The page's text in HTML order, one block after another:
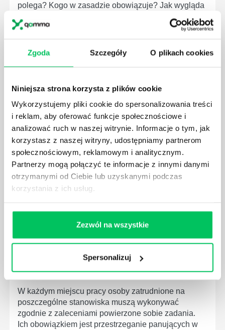
Zgoda Szczegóły O plikach cookies
Niniejsza strona korzysta z plików cookie
Wykorzystujemy pliki cookie do spersonalizowania treści
i reklam, aby oferować funkcje społecznościowe i
analizować ruch w naszej witrynie. Informacje o tym, jak
korzystasz z naszej witryny, udostępniamy partnerom
społecznościowym, reklamowym i analitycznym.
Partnerzy mogą połączyć te informacje z innymi danymi
otrzymanymi od Ciebie lub uzyskanymi podczas
korzystania z ich usług.
Zezwól na wszystkie
Spersonalizuj
polega? Kogo w zasadzie obowiązuje? Jak wygląda
egzekwowanie prawa wodnego? Na te pytania
odpowiemy pokrótce poniżej.
GDZIE MOŻEMY ZAPOZNAĆ SIĘ Z
WYMAGANIAMI NORM JAKOŚCI WYROBÓW
MEDYCZNYCH?
W związku z ogromnym rozwojem dzisiejszego
społeczeństwa wprowadzane jest coraz więcej reguł,
które mają za zadanie poprawić poszczególne
dziedziny gospodarki. Dzięki nim wszystkie firmy
będą zobowiązane przestrzegać zasad, których
wprowadzenie dąży do ujednolicenia jakości
W każdym miejscu pracy osoby zatrudnione na
poszczególne stanowiska muszą wykonywać
zgodnie z zaleceniami powierzone sobie zadania.
Ich obowiązkiem jest przestrzeganie panujących w